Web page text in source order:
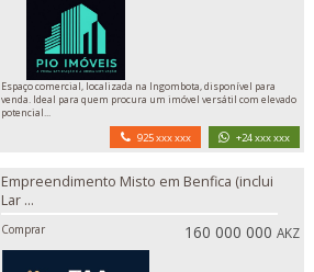
Espaço comercial, localizada na Ingombota, disponível para
venda. Ideal para quem procura um imóvel versátil com elevado
potencial...
925 xxx xxx +24 xxx xxx
Empreendimento Misto em Benfica (inclui
Lar ...
Comprar 160 000 000AKZ